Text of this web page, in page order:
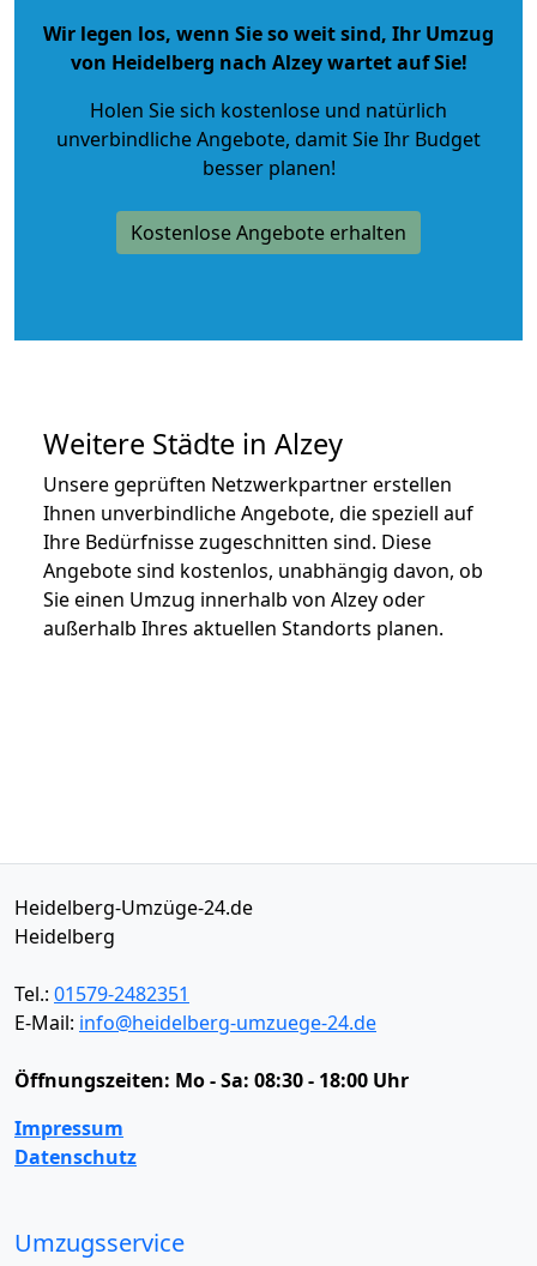
Wir legen los, wenn Sie so weit sind, Ihr Umzug
von Heidelberg nach Alzey wartet auf Sie!
Holen Sie sich kostenlose und natürlich
unverbindliche Angebote, damit Sie Ihr Budget
besser planen!
Kostenlose Angebote erhalten
Weitere Städte in Alzey
Unsere geprüften Netzwerkpartner erstellen
Ihnen unverbindliche Angebote, die speziell auf
Ihre Bedürfnisse zugeschnitten sind. Diese
Angebote sind kostenlos, unabhängig davon, ob
Sie einen Umzug innerhalb von Alzey oder
außerhalb Ihres aktuellen Standorts planen.
Heidelberg-Umzüge-24.de
Heidelberg
Tel.: 01579-2482351
E-Mail: info@heidelberg-umzuege-24.de
Öffnungszeiten: Mo - Sa: 08:30 - 18:00 Uhr
Impressum
Datenschutz
Umzugsservice